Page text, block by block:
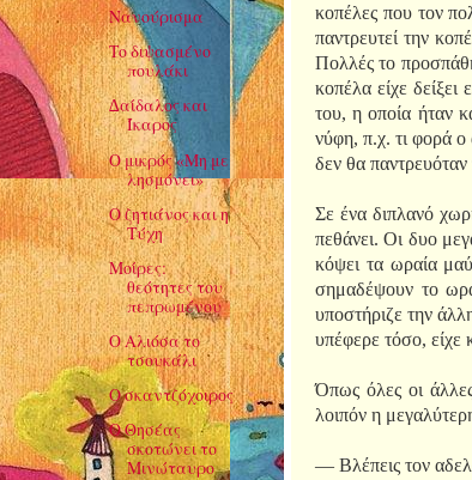
κοπέλες που τον
παντρευτεί την
Πολλές το
κοπέλα είχε
του, η οποία ήταν
νύφη, π.χ. τι φορά ο
δεν θα
Σε ένα διπλανό
πεθάνει. Οι δυο
κόψει τα ωραία
σημαδέψουν το
υποστήριζε την
υπέφερε τόσο, είχε
Όπως όλες οι
λοιπόν η
— Βλέπεις τον
Νανούρισμα
Το διψασμένο
πουλάκι
∆αίδαλος και
Ίκαρος
Ο μικρός «Μη με
λησμόνει»
Ο ζητιάνος και η
Τύχη
Μοίρες:
θεότητες του
πεπρωμένου
Ο Αλιόσα το
τσουκάλι
Ο σκαντζόχοιρος
Ο Θησέας
σκοτώνει το
Μινώταυρο